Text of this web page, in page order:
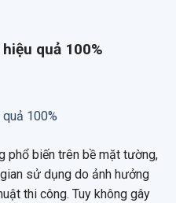
hiệu quả 100%
phổ biến trên bề mặt tường,
sử dụng do ảnh hưởng
thi công. Tuy không gây